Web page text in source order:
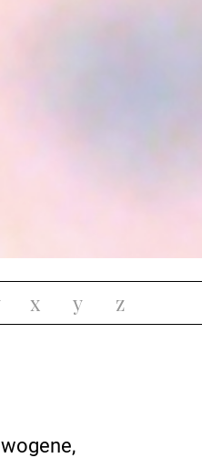
x y z